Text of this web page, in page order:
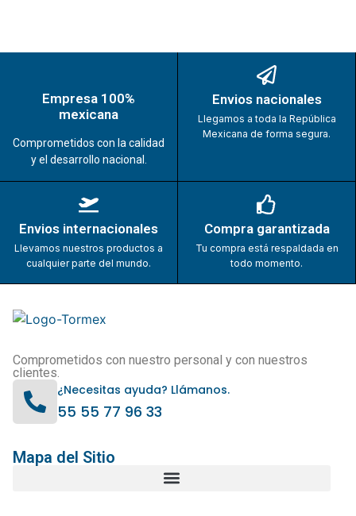
Empresa 100%
mexicana
Comprometidos con la calidad
y el desarrollo nacional.
Envios nacionales
Llegamos a toda la República
Mexicana de forma segura.
Envios internacionales
Llevamos nuestros productos a
cualquier parte del mundo.
Compra garantizada
Tu compra está respaldada en
todo momento.
Comprometidos con nuestro personal y con nuestros
clientes.
¿Necesitas ayuda? Llámanos.
55 55 77 96 33
Mapa del Sitio